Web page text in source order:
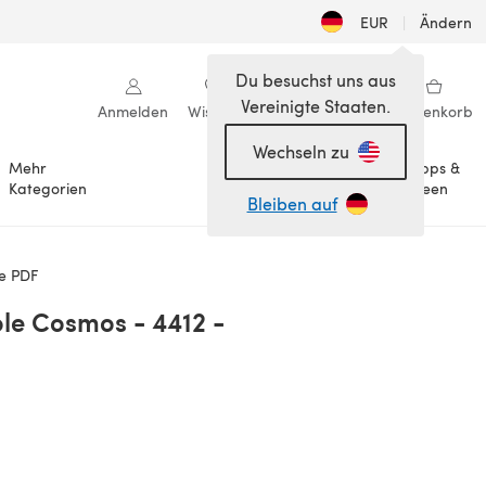
EUR | Ändern
Anmelden Wishlist Meine Bibliothek Warenkorb
Mehr
Kategorien
Anlässe
Tipps &
Ideen
Du besuchst uns aus
Vereinigte Staaten.
Wechseln zu
Bleiben auf
PDF
Cosmos - 4412 -